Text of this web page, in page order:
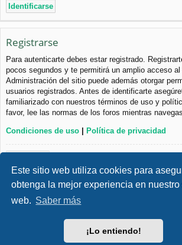
Este sitio web utiliza cookies para
obtenga la mejor experiencia en nuestro
web. Saber más
¡Lo entiendo!
Registrarse
Para autenticarte debes estar registrado.
pocos segundos y te permitirá un amplio acceso
Administración del sitio puede además otorgar
usuarios registrados. Antes de identificarte
familiarizado con nuestros términos de uso y
favor, lee las normas de los foros mientras
Condiciones de uso | Política de privacidad
Foro de Ingenieria Civil & Arquitectura
- phpBB 3.3 por MrGaby
Traducción al español por
Privacidad|Condiciones